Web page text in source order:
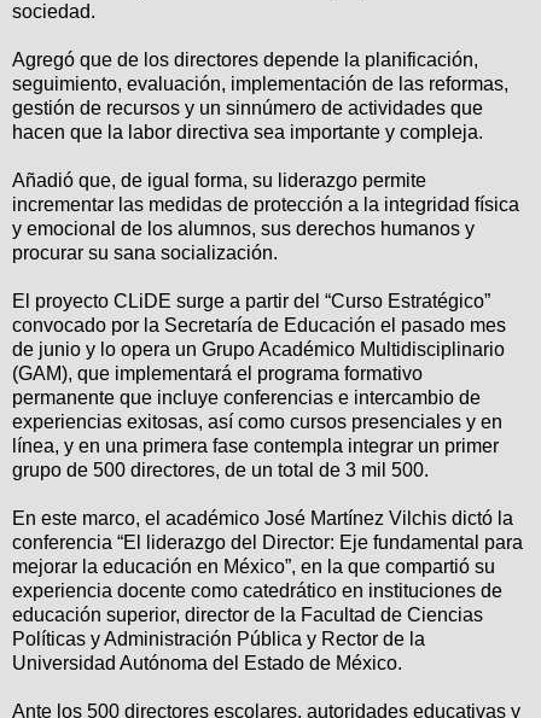
sociedad.
Agregó que de los directores depende la planificación,
seguimiento, evaluación, implementación de las reformas,
gestión de recursos y un sinnúmero de actividades que
hacen que la labor directiva sea importante y compleja.
Añadió que, de igual forma, su liderazgo permite
incrementar las medidas de protección a la integridad física
y emocional de los alumnos, sus derechos humanos y
procurar su sana socialización.
El proyecto CLiDE surge a partir del “Curso Estratégico”
convocado por la Secretaría de Educación el pasado mes
de junio y lo opera un Grupo Académico Multidisciplinario
(GAM), que implementará el programa formativo
permanente que incluye conferencias e intercambio de
experiencias exitosas, así como cursos presenciales y en
línea, y en una primera fase contempla integrar un primer
grupo de 500 directores, de un total de 3 mil 500.
En este marco, el académico José Martínez Vilchis dictó la
conferencia “El liderazgo del Director: Eje fundamental para
mejorar la educación en México”, en la que compartió su
experiencia docente como catedrático en instituciones de
educación superior, director de la Facultad de Ciencias
Políticas y Administración Pública y Rector de la
Universidad Autónoma del Estado de México.
Ante los 500 directores escolares, autoridades educativas y